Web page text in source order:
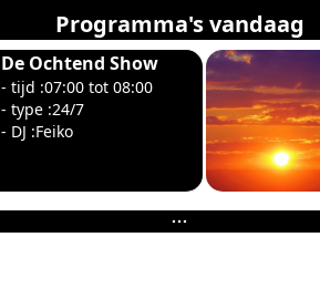
Programma's vandaag
De Ochtend Show
- tijd :07:00 tot 08:00
- type :24/7
- DJ :Feiko